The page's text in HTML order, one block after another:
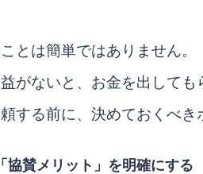
とは簡単ではありません。
がないと、お金を出しても
する前に、決めておくべき
協賛メリット」を明確にする